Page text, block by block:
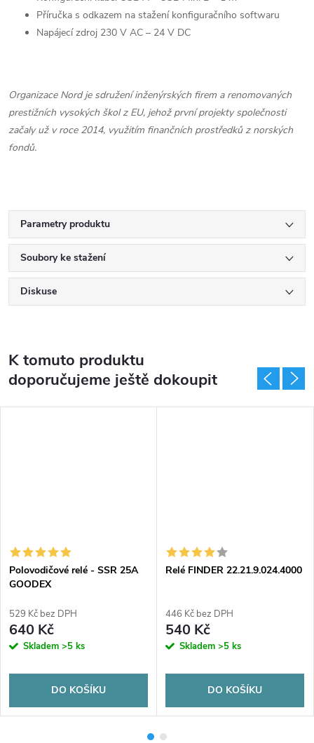
Příručka s odkazem na stažení konfiguračního softwaru
Napájecí zdroj 230 V AC – 24 V DC
Organizace Nord je sdružení inženýrských firem a renomovaných
prestižních vysokých škol z EU, jehož první projekty společnosti
začaly už v roce 2014, využitím finančních prostředků z norských
fondů.
Parametry produktu
Soubory ke stažení
Diskuse
K tomuto produktu
doporučujeme ještě dokoupit
Polovodičové relé - SSR 25A
GOODEX
529 Kč bez DPH
640 Kč
Skladem >5 ks
DO KOŠÍKU
Relé FINDER 22.21.9.024.4000
446 Kč bez DPH
540 Kč
Skladem >5 ks
DO KOŠÍKU